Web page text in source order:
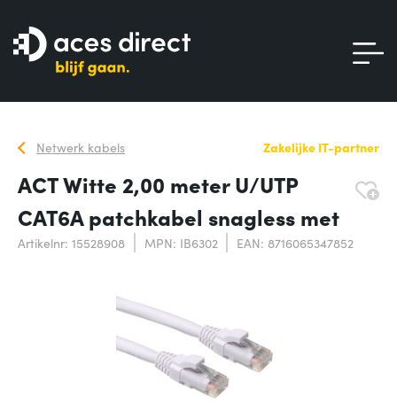
Netwerk kabels Zakelijke IT-partner
ACT Witte 2,00 meter U/UTP
CAT6A patchkabel snagless met
Artikelnr: 15528908 MPN: IB6302 EAN: 8716065347852